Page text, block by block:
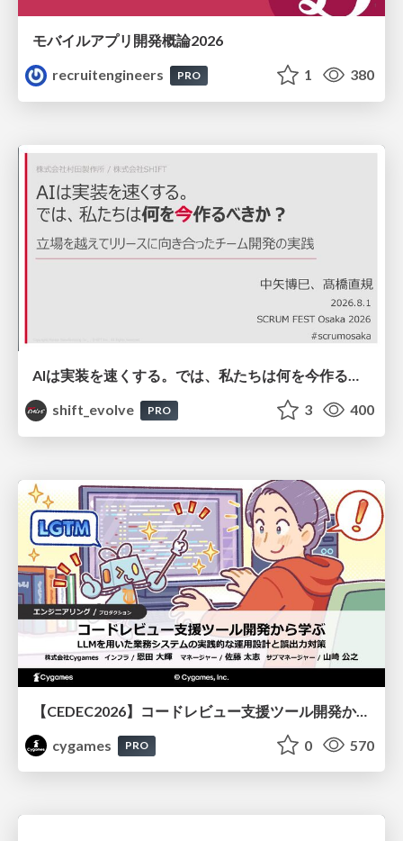
モバイルアプリ開発概論2026
recruitengineers
PRO 1 380
AIは実装を速くする。では、私たちは何を今作るべきか？－立場を越えてリリースに向き合ったチーム開発の実践 / 20260801 Hiromi Nakaya and Naoki Takahashi
shift_evolve
PRO 3 400
【CEDEC2026】コードレビュー支援ツール開発から学ぶ：LLMを用いた業務システムの実践的な運用設計と誤出力対策
cygames
PRO 0 570